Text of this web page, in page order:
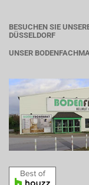
BESUCHEN SIE
DÜSSELDORF
UNSER